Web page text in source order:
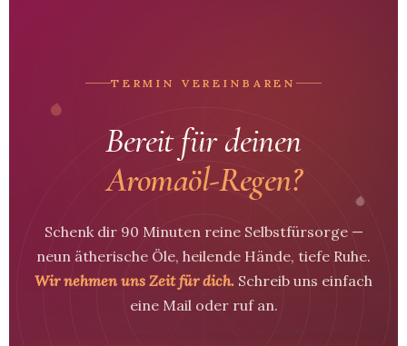
TERMIN VEREINBAREN
Bereit für deinen
Aromaöl-Regen?
Schenk dir 90 Minuten reine Selbstfürsorge —
neun ätherische Öle, heilende Hände, tiefe Ruhe.
Wir nehmen uns Zeit für dich. Schreib uns einfach
eine Mail oder ruf an.